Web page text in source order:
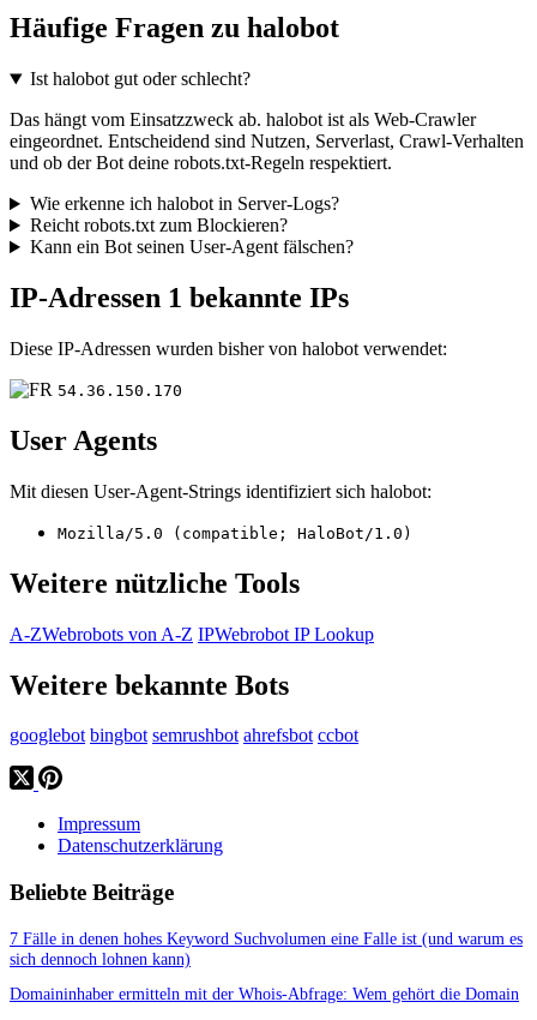
Häufige Fragen zu halobot
Ist halobot gut oder schlecht?
Das hängt vom Einsatzzweck ab. halobot ist als Web-Crawler
eingeordnet. Entscheidend sind Nutzen, Serverlast, Crawl-Verhalten
und ob der Bot deine robots.txt-Regeln respektiert.
Wie erkenne ich halobot in Server-Logs?
Reicht robots.txt zum Blockieren?
Kann ein Bot seinen User-Agent fälschen?
IP-Adressen 1 bekannte IPs
Diese IP-Adressen wurden bisher von halobot verwendet:
54.36.150.170
User Agents
Mit diesen User-Agent-Strings identifiziert sich halobot:
Mozilla/5.0 (compatible; HaloBot/1.0)
Weitere nützliche Tools
A-ZWebrobots von A-Z IPWebrobot IP Lookup
Weitere bekannte Bots
googlebot bingbot semrushbot ahrefsbot ccbot
Impressum
Datenschutzerklärung
Beliebte Beiträge
7 Fälle in denen hohes Keyword Suchvolumen eine Falle ist (und warum es
sich dennoch lohnen kann)
Domaininhaber ermitteln mit der Whois-Abfrage: Wem gehört die Domain